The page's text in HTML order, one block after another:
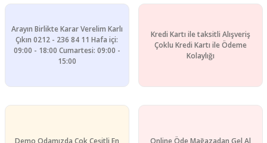
Arayın Birlikte Karar Verelim Karlı
Çıkın 0212 - 236 84 11 Hafa içi:
09:00 - 18:00 Cumartesi: 09:00 -
15:00
Kredi Kartı ile taksitli Alışveriş
Çoklu Kredi Kartı ile Ödeme
Kolaylığı
Demo Odamızda Çok Çeşitli En
Online Öde Mağazadan Gel Al